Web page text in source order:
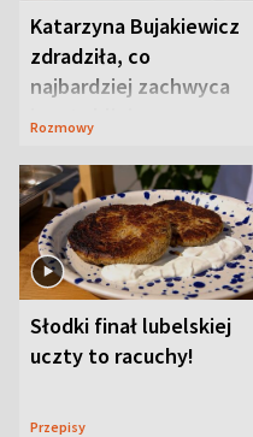
Katarzyna Bujakiewicz
zdradziła, co
najbardziej zachwyca
ją w Lublinie
Rozmowy
Słodki finał lubelskiej
uczty to racuchy!
Przepisy